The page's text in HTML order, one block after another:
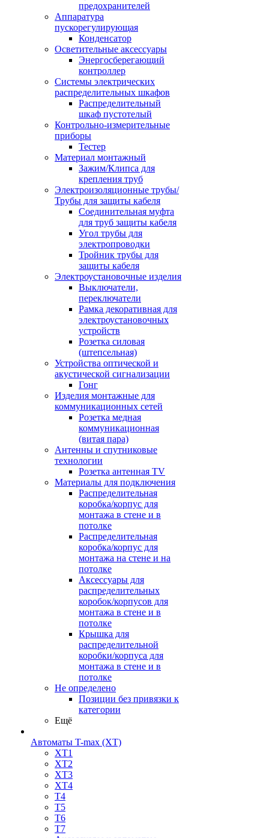
предохранителей
Аппаратура
пускорегулирующая
Конденсатор
Осветительные аксессуары
Энергосберегающий
контроллер
Системы электрических
распределительных шкафов
Распределительный
шкаф пустотелый
Контрольно-измерительные
приборы
Тестер
Материал монтажный
Зажим/Клипса для
крепления труб
Электроизоляционные трубы/
Трубы для защиты кабеля
Соединительная муфта
для труб защиты кабеля
Угол трубы для
электропроводки
Тройник трубы для
защиты кабеля
Электроустановочные изделия
Выключатели,
переключатели
Рамка декоративная для
электроустановочных
устройств
Розетка силовая
(штепсельная)
Устройства оптической и
акустической сигнализации
Гонг
Изделия монтажные для
коммуникационных сетей
Розетка медная
коммуникационная
(витая пара)
Антенны и спутниковые
технологии
Розетка антенная TV
Материалы для подключения
Распределительная
коробка/корпус для
монтажа в стене и в
потолке
Распределительная
коробка/корпус для
монтажа на стене и на
потолке
Аксессуары для
распределительных
коробок/корпусов для
монтажа в стене и в
потолке
Крышка для
распределительной
коробки/корпуса для
монтажа в стене и в
потолке
Не определено
Позиции без привязки к
категории
Ещё
Автоматы T-max (XT)
XT1
XT2
XT3
XT4
T4
T5
T6
T7